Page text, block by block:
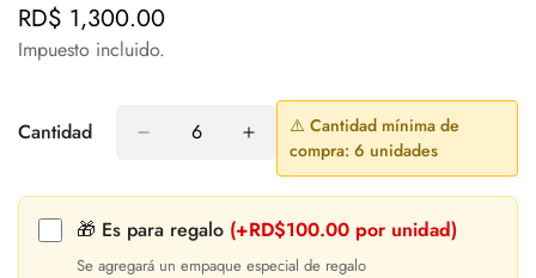
Precio
regular
RD$ 1,300.00
Impuesto incluido.
Cantidad
⚠️ Cantidad mínima de
compra: 6 unidades
🎁 Es para regalo (+RD$100.00 por unidad)
Se agregará un empaque especial de regalo